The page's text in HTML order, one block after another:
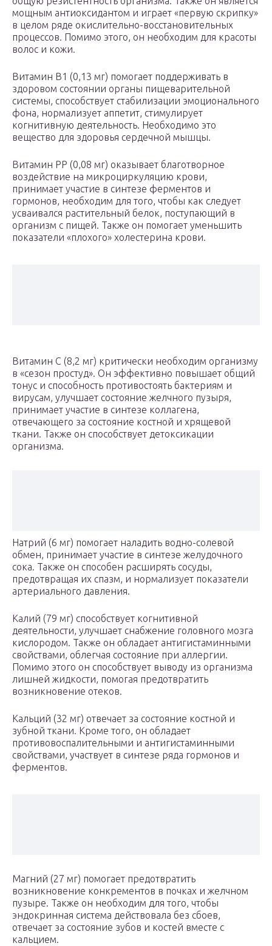
мощным антиоксидантом и играет «первую скрипку»
в целом ряде окислительно-восстановительных
процессов. Помимо этого, он необходим для красоты
волос и кожи.
Витамин В1 (0,13 мг) помогает поддерживать в
здоровом состоянии органы пищеварительной
системы, способствует стабилизации эмоционального
фона, нормализует аппетит, стимулирует
когнитивную деятельность. Необходимо это
вещество для здоровья сердечной мышцы.
Витамин РР (0,08 мг) оказывает благотворное
воздействие на микроциркуляцию крови,
принимает участие в синтезе ферментов и
гормонов, необходим для того, чтобы как следует
усваивался растительный белок, поступающий в
организм с пищей. Также он помогает уменьшить
показатели «плохого» холестерина крови.
Витамин С (8,2 мг) критически необходим организму
в «сезон простуд». Он эффективно повышает общий
тонус и способность противостоять бактериям и
вирусам, улучшает состояние желчного пузыря,
принимает участие в синтезе коллагена,
отвечающего за состояние костной и хрящевой
ткани. Также он способствует детоксикации
организма.
Натрий (6 мг) помогает наладить водно-солевой
обмен, принимает участие в синтезе желудочного
сока. Также он способен расширять сосуды,
предотвращая их спазм, и нормализует показатели
артериального давления.
Калий (79 мг) способствует когнитивной
деятельности, улучшает снабжение головного мозга
кислородом. Также он обладает антигистаминными
свойствами, облегчая состояние при аллергии.
Помимо этого он способствует выводу из организма
лишней жидкости, помогая предотвратить
возникновение отеков.
Кальций (32 мг) отвечает за состояние костной и
зубной ткани. Кроме того, он обладает
противовоспалительными и антигистаминными
свойствами, участвует в синтезе ряда гормонов и
ферментов.
Магний (27 мг) помогает предотвратить
возникновение конкрементов в почках и желчном
пузыре. Также он необходим для того, чтобы
эндокринная система действовала без сбоев,
отвечает за состояние зубов и костей вместе с
кальцием.